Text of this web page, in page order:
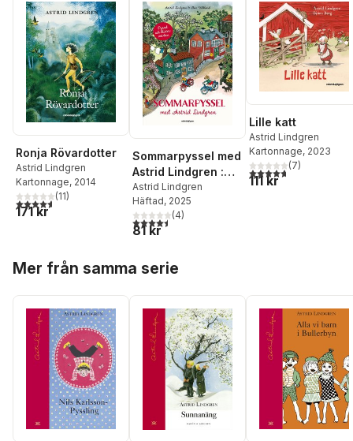
Ronja Rövardotter
Astrid Lindgren
Kartonnage, 2014
4,6utav 5 stjärnor. Totalt antal röster:
(11)
171 kr
Sommarpyssel med
Astrid Lindgren :
med klistermärken
Astrid Lindgren
Häftad, 2025
4,5utav 5 stjärnor. Totalt antal röster:
(4)
81 kr
Lille katt
Astrid Lindgren
Kartonnage, 2023
4,7utav 5 stjärnor.
(7)
111 kr
Mer från samma serie